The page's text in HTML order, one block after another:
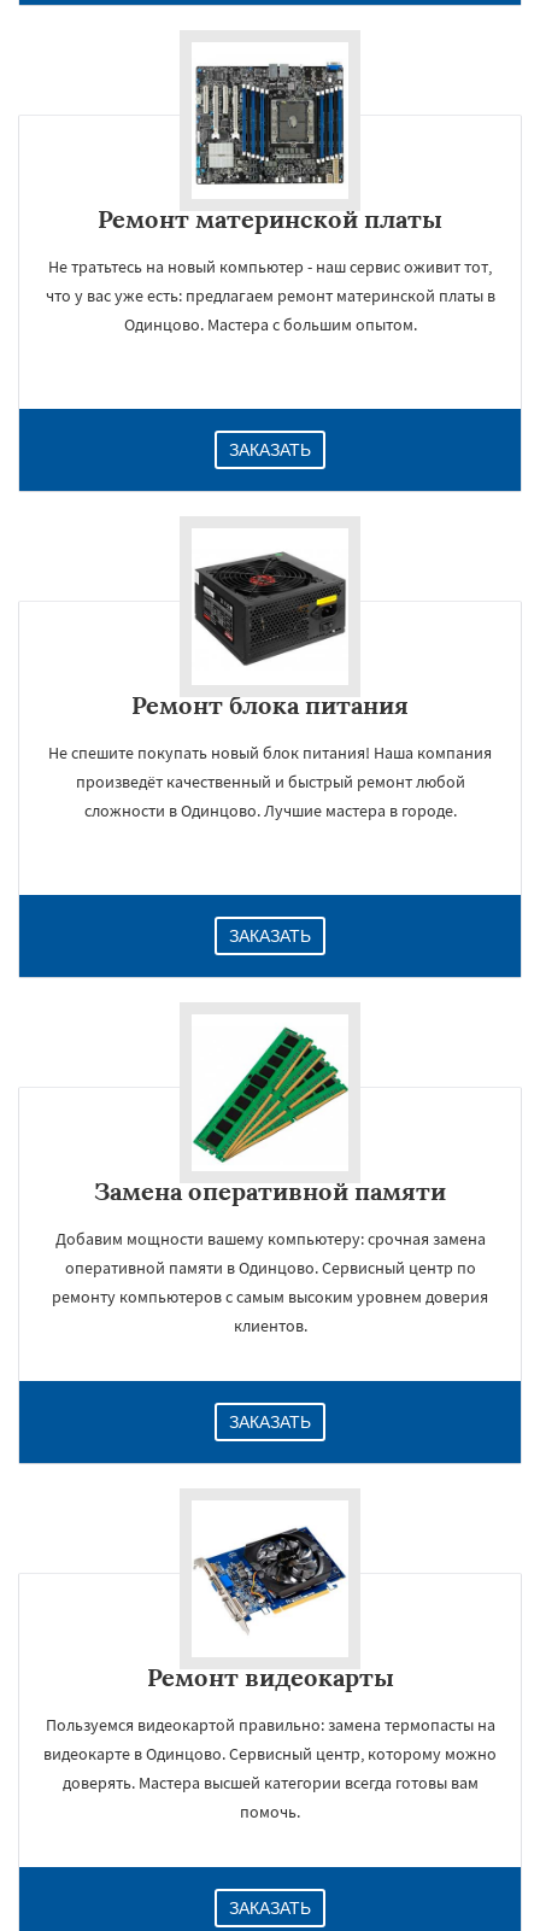
Ремонт материнской платы
Не тратьтесь на новый компьютер - наш сервис оживит тот,
что у вас уже есть: предлагаем ремонт материнской платы в
Одинцово. Мастера с большим опытом.
ЗАКАЗАТЬ
Ремонт блока питания
Не спешите покупать новый блок питания! Наша компания
произведёт качественный и быстрый ремонт любой
сложности в Одинцово. Лучшие мастера в городе.
ЗАКАЗАТЬ
Замена оперативной памяти
Добавим мощности вашему компьютеру: срочная замена
оперативной памяти в Одинцово. Сервисный центр по
ремонту компьютеров с самым высоким уровнем доверия
клиентов.
ЗАКАЗАТЬ
Ремонт видеокарты
Пользуемся видеокартой правильно: замена термопасты на
видеокарте в Одинцово. Сервисный центр, которому можно
доверять. Мастера высшей категории всегда готовы вам
помочь.
ЗАКАЗАТЬ